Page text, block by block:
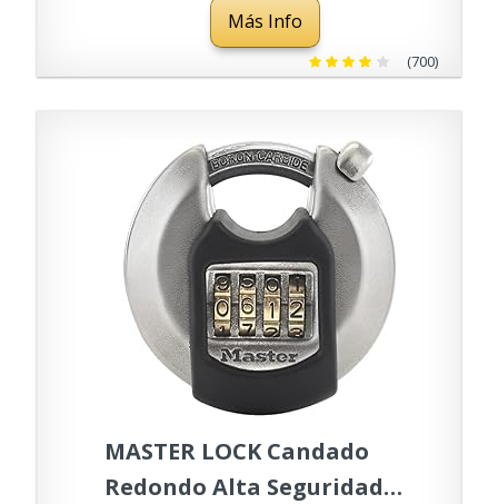
Más Info
(700)
MASTER LOCK Candado
Redondo Alta Seguridad